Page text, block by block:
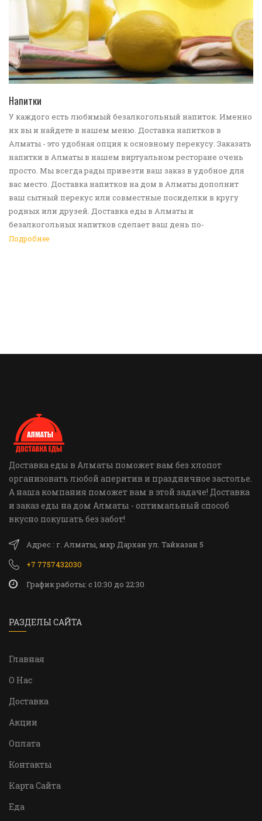
Напитки
У каждого есть любимый безалкогольный напиток. Именно
их вы и найдете в нашем меню. Доставка напитков в
Алматы - это удобная опция к основному перекусу. Заказать
напитки в Алматы в нашем виртуальном ресторане очень
просто. Мы всегда рады привезти ваш заказ в удобное для
вас место. Доставка напитков на дом в Алматы дополнит
ваш сытный перекус или совместные посиделки в кругу
родных или друзей. Доставка еды в Алматы и
безалкогольных напитков сделает ваш день по-
настоящему ярким и беззаботным. Обращайтесь к нам за
Подробнее
Доставка еды в Алматы поможет вам без хлопот
организовать любой аперитив и праздничное застолье.
А наша компания поможет вам в этой задаче! Доставка
и заказ еды на дом Алматы - оптимальный способ
вкусно покушать без забот!
Адрес : г. Алматы, мкр Дархан ул. Тайказан 5
+7 7757432030
График работы: c 10:30 до 22:30
РАЗДЕЛЫ САЙТА
Главная
О Нас
Доставка
Акции
Оплата
Контакты
Карта Сайта
Еда